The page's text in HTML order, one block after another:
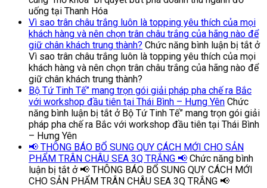
uống tại Thanh Hóa
Vì sao trân châu trắng luôn là topping yêu thích của mọi
khách hàng và nên chọn trân châu trắng của hãng nào để
giữ chân khách trung thành? Chức năng bình luận bị tắt ở
Vì sao trân châu trắng luôn là topping yêu thích của mọi
khách hàng và nên chọn trân châu trắng của hãng nào để
giữ chân khách trung thành?
Bộ Tứ Tinh Tế” mang trọn gói giải pháp pha chế ra Bắc
với workshop đầu tiên tại Thái Bình – Hưng Yên Chức
năng bình luận bị tắt ở Bộ Tứ Tinh Tế” mang trọn gói giải
pháp pha chế ra Bắc với workshop đầu tiên tại Thái Bình
– Hưng Yên
📢 THÔNG BÁO BỔ SUNG QUY CÁCH MỚI CHO SẢN
PHẨM TRÂN CHÂU SEA 3Q TRẮNG 📢 Chức năng bình
luận bị tắt ở 📢 THÔNG BÁO BỔ SUNG QUY CÁCH MỚI
CHO SẢN PHẨM TRÂN CHÂU SEA 3Q TRẮNG 📢